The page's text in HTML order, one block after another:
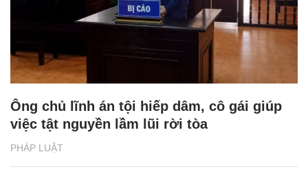
PHÁP LUẬT
Ông chủ lĩnh án tội hiếp dâm, cô gái giúp
việc tật nguyền lầm lũi rời tòa